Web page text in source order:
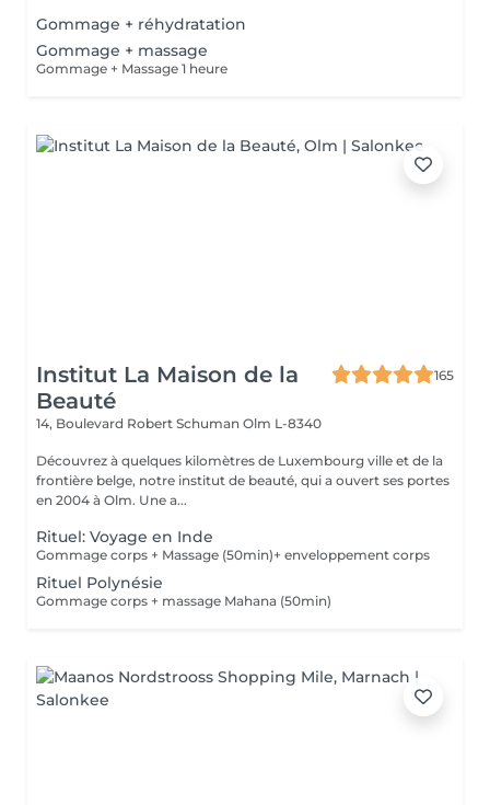
Gommage + réhydratation
Gommage + massage
Gommage + Massage 1 heure
Institut La Maison de la
Beauté
165
14, Boulevard Robert Schuman Olm L-8340
Découvrez à quelques kilomètres de Luxembourg ville et de la
frontière belge, notre institut de beauté, qui a ouvert ses portes
en 2004 à Olm. Une a...
Rituel: Voyage en Inde
Gommage corps + Massage (50min)+ enveloppement corps
Rituel Polynésie
Gommage corps + massage Mahana (50min)